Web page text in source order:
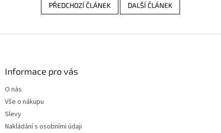
PŘEDCHOZÍ ČLÁNEK DALŠÍ ČLÁNEK
Informace pro vás
O nás
Vše o nákupu
Slevy
Nakládání s osobními údaji